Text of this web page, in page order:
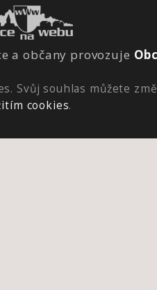
a občany provozuje
Svůj souhlas můžete
cookies.